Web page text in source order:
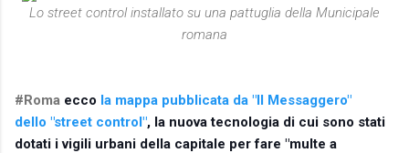
Lo street control installato su una pattuglia della Municipale
romana
#Roma ecco la mappa pubblicata da "Il Messaggero"
dello "street control", la nuova tecnologia di cui sono stati
dotati i vigili urbani della capitale per fare "multe a